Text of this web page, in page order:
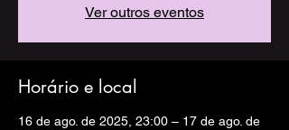
Ver outros eventos
Horário e local
16 de ago. de 2025, 23:00 – 17 de ago. de